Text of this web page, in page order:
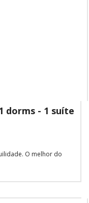
dorms - 1 suíte
O melhor do